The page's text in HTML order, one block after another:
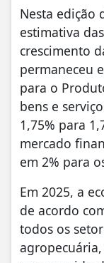
Nesta edição
estimativa
crescimento
permaneceu
para o
bens e
1,75% para
mercado
em 2% para
Em 2025, a
de acordo
todos os